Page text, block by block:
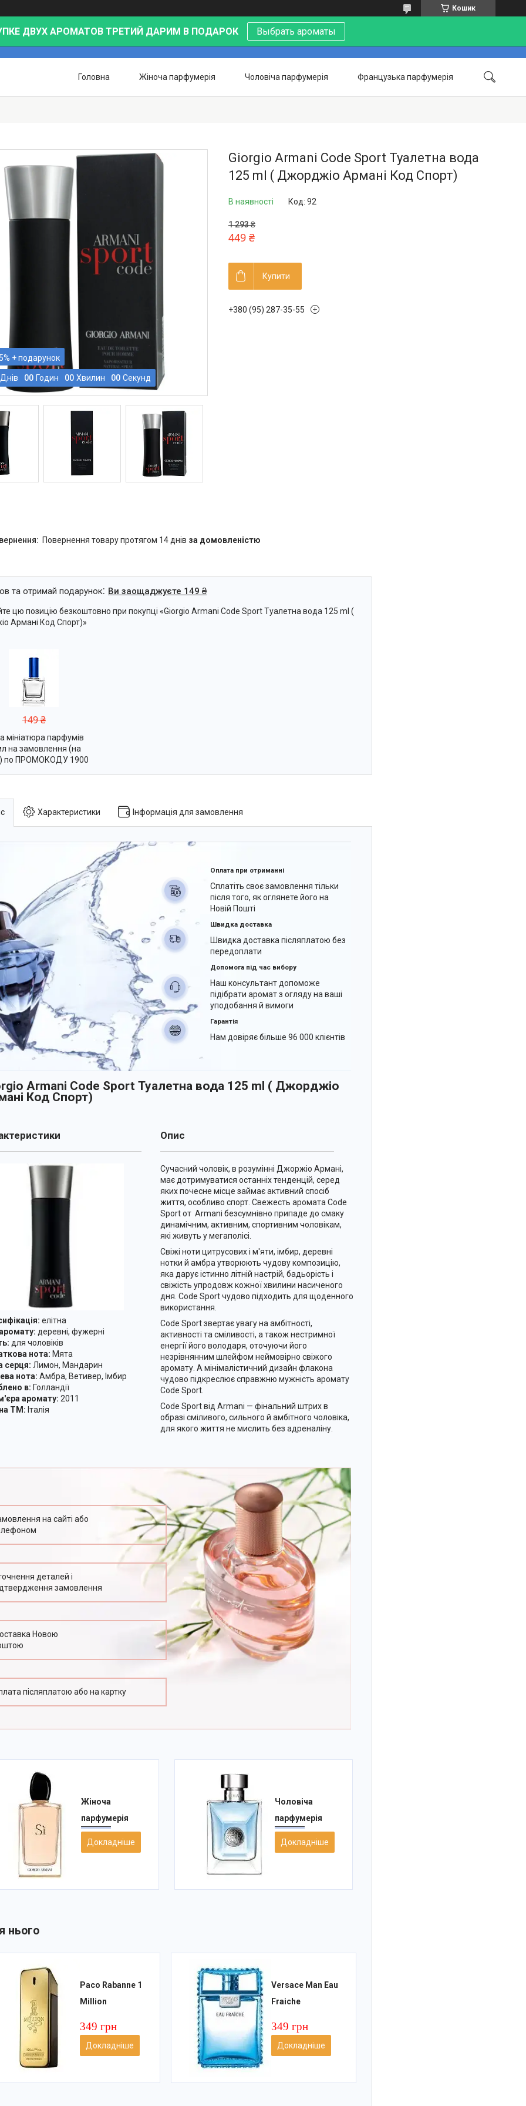
Кошик
ДВУХ АРОМАТОВ ТРЕТИЙ ДАРИМ В ПОДАРОК Выбрать ароматы
Головна Жіноча парфумерія Чоловіча парфумерія Французька парфумерія
Днів 00 Годин 00 Хвилин 00 Секунд
Giorgio Armani Code Sport Туалетна вода
125 ml ( Джорджіо Армані Код Спорт)
В наявності Код: 92
1 293 ₴
449 ₴
Купити
+380 (95) 287-35-55
повернення товару протягом 14 днів за домовленістю
та отримай подарунок Ви заощаджуєте 149 ₴
цю позицію безкоштовно при покупці «Giorgio Armani Code Sport Туалетна вода 125 ml (
Армані Код Спорт)»
149 ₴
мініатюра парфумів
на замовлення (на
по ПРОМОКОДУ 1900
Характеристики Інформація для замовлення
Оплата при отриманні
Сплатіть своє замовлення тільки
після того, як оглянете його на
Новій Пошті
Швидка доставка
Швидка доставка післяплатою без
передоплати
Допомога під час вибору
Наш консультант допоможе
підібрати аромат з огляду на ваші
уподобання й вимоги
Гарантія
Нам довіряє більше 96 000 клієнтів
Armani Code Sport Туалетна вода 125 ml ( Джорджіо
Код Спорт)
елітна
деревні, фужерні
для чоловіків
нота: Мята
Лимон, Мандарин
нота: Амбра, Ветивер, Імбир
в: Голландії
аромату: 2011
ТМ: Італія
Опис
Сучасний чоловік, в розумінні Джоржіо Армані,
має дотримуватися останніх тенденцій, серед
яких почесне місце займає активний спосіб
життя, особливо спорт. Свежесть аромата Code
Sport от Armani безсумнівно припаде до смаку
динамічним, активним, спортивним чоловікам,
які живуть у мегаполісі.
Свіжі ноти цитрусових і м'яти, імбир, деревні
нотки й амбра утворюють чудову композицію,
яка дарує істинно літній настрій, бадьорість і
свіжість упродовж кожної хвилини насиченого
дня. Code Sport чудово підходить для щоденного
використання.
Code Sport звертає увагу на амбітності,
активності та сміливості, а також нестримної
енергії його володаря, оточуючи його
незрівнянним шлейфом неймовірно свіжого
аромату. А мінімалістичний дизайн флакона
чудово підкреслює справжню мужність аромату
Code Sport.
Code Sport від Armani — фінальний штрих в
образі сміливого, сильного й амбітного чоловіка,
для якого життя не мислить без адреналіну.
на сайті або
деталей і
замовлення
Новою
післяплатою або на картку
Жіноча
парфумерія
Докладніше
Чоловіча
парфумерія
Докладніше
нього
Paco Rabanne 1
Million
349 грн
Докладніше
Versace Man Eau
Fraiche
349 грн
Докладніше